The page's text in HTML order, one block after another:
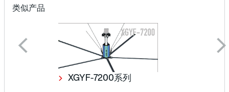
类似产品
XGYF-7200系列